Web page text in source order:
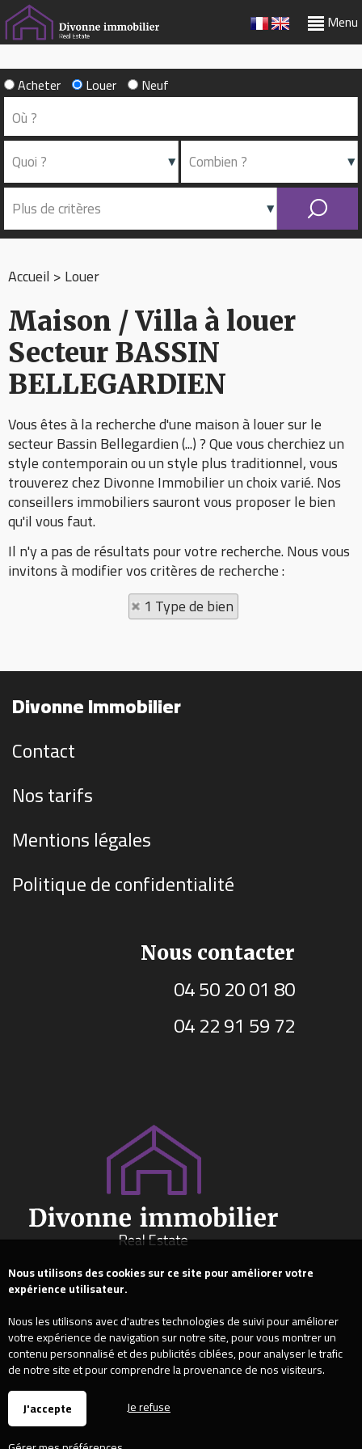
Menu
Acheter Louer Neuf
Accueil>Louer
Maison / Villa à louer
Secteur BASSIN
BELLEGARDIEN
Vous êtes à la recherche d'une maison à louer sur le
secteur Bassin Bellegardien (...) ? Que vous cherchiez un
style contemporain ou un style plus traditionnel, vous
trouverez chez Divonne Immobilier un choix varié. Nos
conseillers immobiliers sauront vous proposer le bien
qu'il vous faut.
Il n'y a pas de résultats pour votre recherche. Nous vous
invitons à modifier vos critères de recherche :
1 Type de bien
Divonne Immobilier
Contact
Nos tarifs
Mentions légales
Politique de confidentialité
Nous contacter
04 50 20 01 80
04 22 91 59 72
Nous utilisons des cookies sur ce site pour améliorer votre
expérience utilisateur.
Nous les utilisons avec d'autres technologies de suivi pour améliorer
votre expérience de navigation sur notre site, pour vous montrer un
contenu personnalisé et des publicités ciblées, pour analyser le trafic
de notre site et pour comprendre la provenance de nos visiteurs.
J'accepte
Je refuse